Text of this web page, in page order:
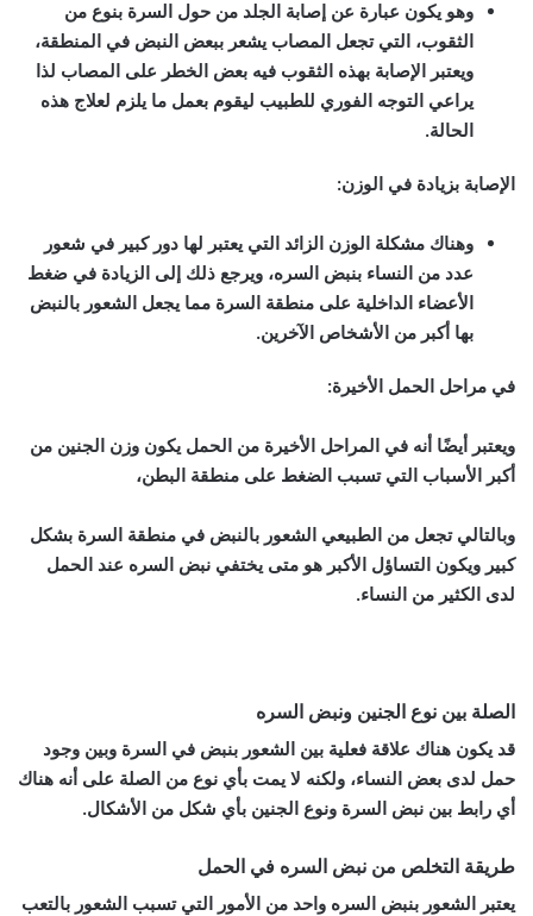
وهو يكون عبارة عن إصابة الجلد من حول السرة بنوع من
الثقوب، التي تجعل المصاب يشعر ببعض النبض في المنطقة،
ويعتبر الإصابة بهذه الثقوب فيه بعض الخطر على المصاب لذا
يراعي التوجه الفوري للطبيب ليقوم بعمل ما يلزم لعلاج هذه
الحالة.
الإصابة بزيادة في الوزن:
وهناك مشكلة الوزن الزائد التي يعتبر لها دور كبير في شعور
عدد من النساء بنبض السره، ويرجع ذلك إلى الزيادة في ضغط
الأعضاء الداخلية على منطقة السرة مما يجعل الشعور بالنبض
بها أكبر من الأشخاص الآخرين.
في مراحل الحمل الأخيرة:
ويعتبر أيضًا أنه في المراحل الأخيرة من الحمل يكون وزن الجنين من
أكبر الأسباب التي تسبب الضغط على منطقة البطن،
وبالتالي تجعل من الطبيعي الشعور بالنبض في منطقة السرة بشكل
كبير ويكون التساؤل الأكبر هو متى يختفي نبض السره عند الحمل
لدى الكثير من النساء.
الصلة بين نوع الجنين ونبض السره
قد يكون هناك علاقة فعلية بين الشعور بنبض في السرة وبين وجود
حمل لدى بعض النساء، ولكنه لا يمت بأي نوع من الصلة على أنه هناك
أي رابط بين نبض السرة ونوع الجنين بأي شكل من الأشكال.
طريقة التخلص من نبض السره في الحمل
يعتبر الشعور بنبض السره واحد من الأمور التي تسبب الشعور بالتعب